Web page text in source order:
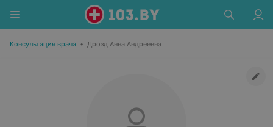
Консультация врача • Дрозд Анна Андреевна